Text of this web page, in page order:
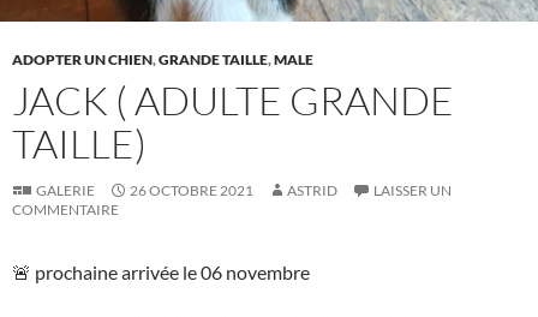
ADOPTER UN CHIEN,GRANDE TAILLE,MALE
JACK ( ADULTE GRANDE
TAILLE)
GALERIE 26 OCTOBRE 2021 ASTRID
LAISSER UN
COMMENTAIRE
🚨 prochaine arrivée le 06 novembre